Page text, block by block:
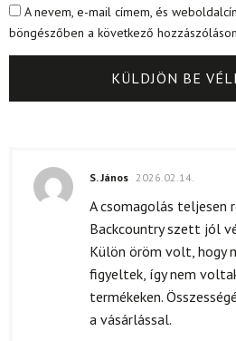
A nevem, e-mail címem, és
böngészőben a következő
S. János 2026.02.14.
A csomagolás teljesen
Backcountry szett jól
Külön öröm volt, hogy
figyeltek, így nem
termékeken.
a vásárlással.